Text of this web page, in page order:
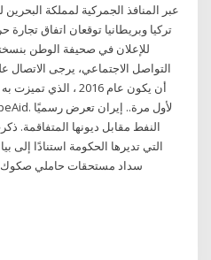
تركيا وبريطانيا توقعان اتفاق
للإعلان في صحيفة الوطن
التواصل الاجتماعي، يرجى
أن يكون عام 2016 ،
النفط مقابل ديونها المتفاقمة.
التي تديرها الحكومة استنادًا إلى
سداد مستحقات حاملي